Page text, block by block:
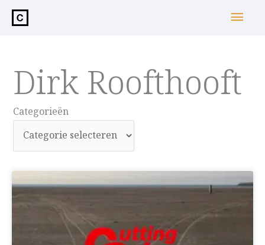
inhoud
Dirk Roofthooft
Categorieën
Categorieën